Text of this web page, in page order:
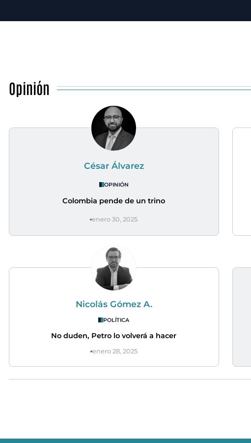
Opinión
César Álvarez
OPINIÓN
Colombia pende de un trino
enero 30, 2025
Nicolás Gómez A.
POLÍTICA
No duden, Petro lo volverá a hacer
enero 28, 2025